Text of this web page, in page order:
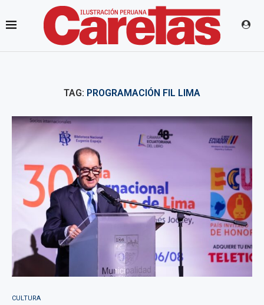
TAG: PROGRAMACIÓN FIL LIMA
CULTURA